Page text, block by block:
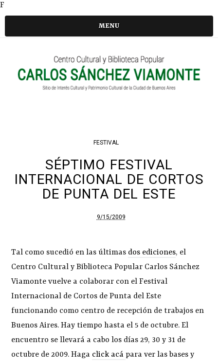
F
MENU
FESTIVAL
SÉPTIMO FESTIVAL
INTERNACIONAL DE CORTOS
DE PUNTA DEL ESTE
9/15/2009
Tal como sucedió en las últimas dos ediciones, el
Centro Cultural y Biblioteca Popular Carlos Sánchez
Viamonte vuelve a colaborar con el Festival
Internacional de Cortos de Punta del Este
funcionando como centro de recepción de trabajos en
Buenos Aires. Hay tiempo hasta el 5 de octubre. El
encuentro se llevará a cabo los días 29, 30 y 31 de
octubre de 2009. Haga click acápara ver las bases y